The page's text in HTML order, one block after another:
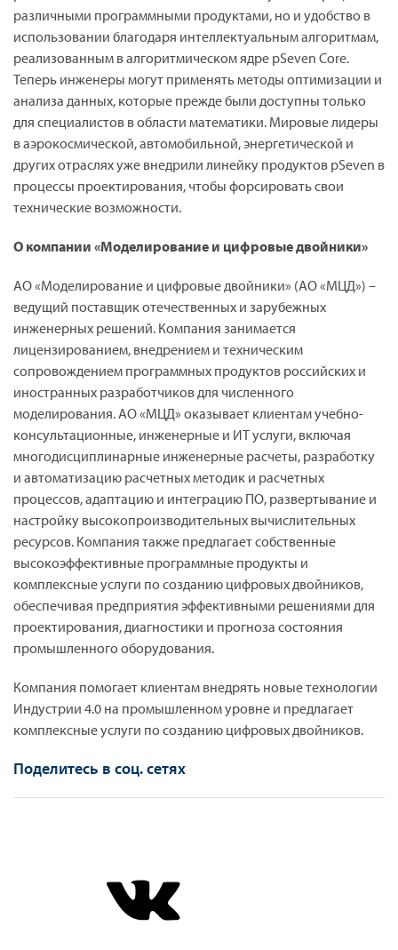
различными программными продуктами, но и удобство в
использовании благодаря интеллектуальным алгоритмам,
реализованным в алгоритмическом ядре pSeven Core.
Теперь инженеры могут применять методы оптимизации и
анализа данных, которые прежде были доступны только
для специалистов в области математики. Мировые лидеры
в аэрокосмической, автомобильной, энергетической и
других отраслях уже внедрили линейку продуктов pSeven в
процессы проектирования, чтобы форсировать свои
технические возможности.
О компании «Моделирование и цифровые двойники»
АО «Моделирование и цифровые двойники» (АО «МЦД») –
ведущий поставщик отечественных и зарубежных
инженерных решений. Компания занимается
лицензированием, внедрением и техническим
сопровождением программных продуктов российских и
иностранных разработчиков для численного
моделирования. АО «МЦД» оказывает клиентам учебно-
консультационные, инженерные и ИТ услуги, включая
многодисциплинарные инженерные расчеты, разработку
и автоматизацию расчетных методик и расчетных
процессов, адаптацию и интеграцию ПО, развертывание и
настройку высокопроизводительных вычислительных
ресурсов. Компания также предлагает собственные
высокоэффективные программные продукты и
комплексные услуги по созданию цифровых двойников,
обеспечивая предприятия эффективными решениями для
проектирования, диагностики и прогноза состояния
промышленного оборудования.
Компания помогает клиентам внедрять новые технологии
Индустрии 4.0 на промышленном уровне и предлагает
комплексные услуги по созданию цифровых двойников.
Поделитесь в соц. сетях